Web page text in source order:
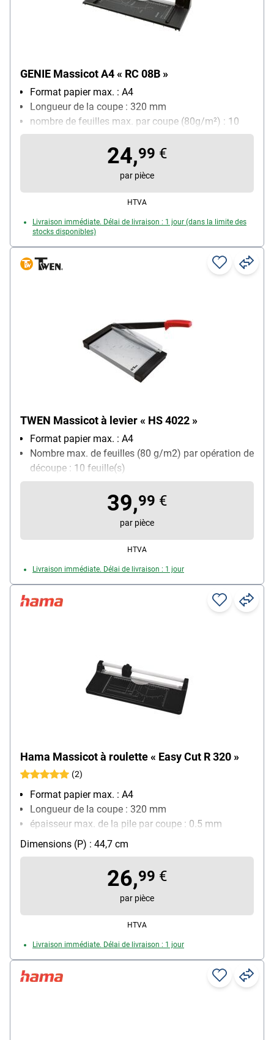
GENIE Massicot A4 « RC 08B »
Format papier max. : A4
Longueur de la coupe : 320 mm
nombre de feuilles max. par coupe (80g/m²) : 10
feuille(s)
Quadrillage avec différents formats : Oui
Particularités : pieds en caoutchouc antidérapants /
formats et mesures d'angle imprimés / rail de
pression transparent
24,99 €
par pièce
HTVA
Livraison immédiate. Délai de livraison : 1 jour (dans la limite des
stocks disponibles)
TWEN Massicot à levier « HS 4022 »
Format papier max. : A4
Nombre max. de feuilles (80 g/m2) par opération de
découpe : 10 feuille(s)
Quadrillage avec différents formats : Oui
39,99 €
par pièce
HTVA
Livraison immédiate. Délai de livraison : 1 jour
Hama Massicot à roulette « Easy Cut R 320 »
(2)
Format papier max. : A4
Longueur de la coupe : 320 mm
épaisseur max. de la pile par coupe : 0.5 mm
nombre de feuilles max. par coupe (80g/m²) : 5
Quadrillage avec différents formats : Oui
Particularités : graduation pour découper aux
formats analogiques et numériques ainsi que les
Dimensions (P) : 44,7 cm
26,99 €
par pièce
HTVA
Livraison immédiate. Délai de livraison : 1 jour